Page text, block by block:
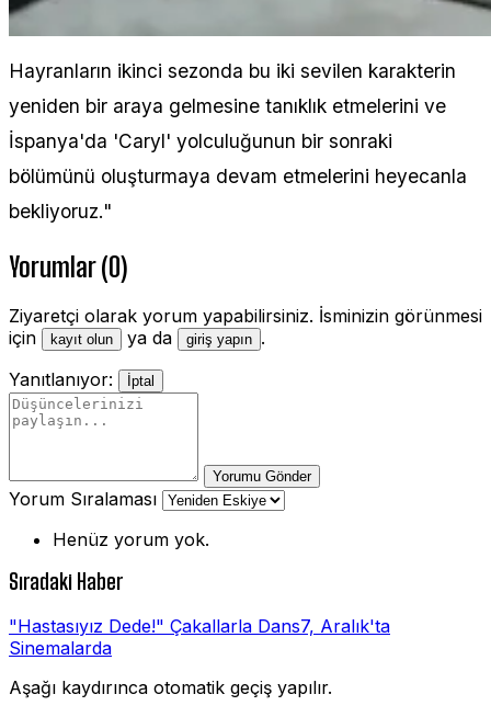
Hayranların ikinci sezonda bu iki sevilen karakterin
yeniden bir araya gelmesine tanıklık etmelerini ve
İspanya'da 'Caryl' yolculuğunun bir sonraki
bölümünü oluşturmaya devam etmelerini heyecanla
bekliyoruz."
Yorumlar (0)
Ziyaretçi olarak yorum yapabilirsiniz. İsminizin görünmesi
için
kayıt olun ya da giriş yapın .
Yanıtlanıyor:
İptal
Yorumu Gönder
Yorum Sıralaması
Henüz yorum yok.
Sıradaki Haber
"Hastasıyız Dede!" Çakallarla Dans7, Aralık'ta
Sinemalarda
Aşağı kaydırınca otomatik geçiş yapılır.